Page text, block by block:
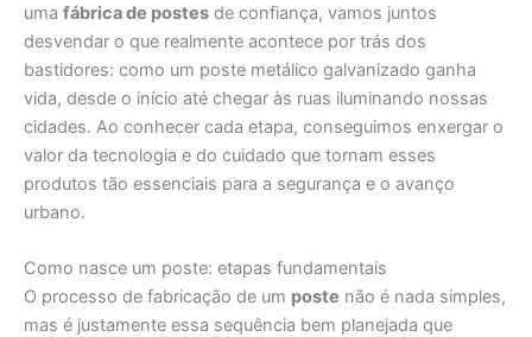
uma fábrica de postes de confiança, vamos juntos
desvendar o que realmente acontece por trás dos
bastidores: como um poste metálico galvanizado ganha
vida, desde o início até chegar às ruas iluminando nossas
cidades. Ao conhecer cada etapa, conseguimos enxergar o
valor da tecnologia e do cuidado que tornam esses
produtos tão essenciais para a segurança e o avanço
urbano.
Como nasce um poste: etapas fundamentais
O processo de fabricação de um poste não é nada simples,
mas é justamente essa sequência bem planejada que